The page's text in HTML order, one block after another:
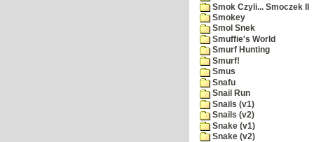
Smok Czyli... Smoczek II
Smokey
Smol Snek
Smuffie's World
Smurf Hunting
Smurf!
Smus
Snafu
Snail Run
Snails (v1)
Snails (v2)
Snake (v1)
Snake (v2)